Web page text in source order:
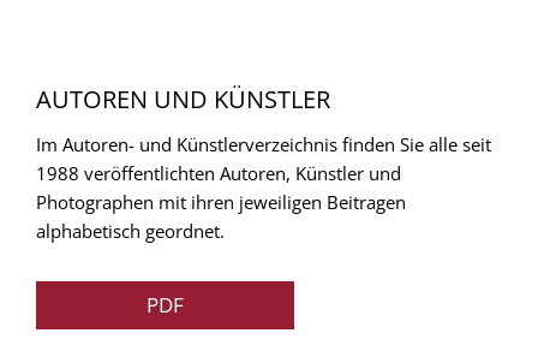
AUTOREN UND KÜNSTLER
Im Autoren- und Künstlerverzeichnis finden Sie alle seit
1988 veröffentlichten Autoren, Künstler und
Photographen mit ihren jeweiligen Beitragen
alphabetisch geordnet.
PDF